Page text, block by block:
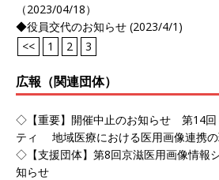
（2023/04/18）
◆役員交代のお知らせ (2023/4/1)
<<
1 2 3
広報（関連団体）
◇【重要】開催中止のお知らせ 第14
ティ 地域医療における医用画像連携
◇【支援団体】第8回京滋医用画像情報
知らせ